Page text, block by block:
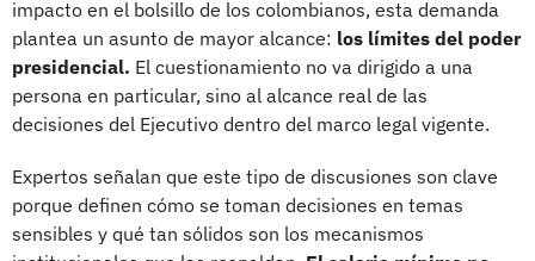
impacto en el bolsillo de los colombianos, esta demanda
plantea un asunto de mayor alcance: los límites del poder
presidencial. El cuestionamiento no va dirigido a una
persona en particular, sino al alcance real de las
decisiones del Ejecutivo dentro del marco legal vigente.
Expertos señalan que este tipo de discusiones son clave
porque definen cómo se toman decisiones en temas
sensibles y qué tan sólidos son los mecanismos